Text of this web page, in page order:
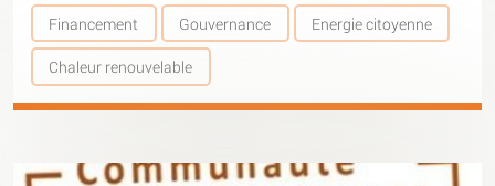
Financement Gouvernance Energie citoyenne
Chaleur renouvelable